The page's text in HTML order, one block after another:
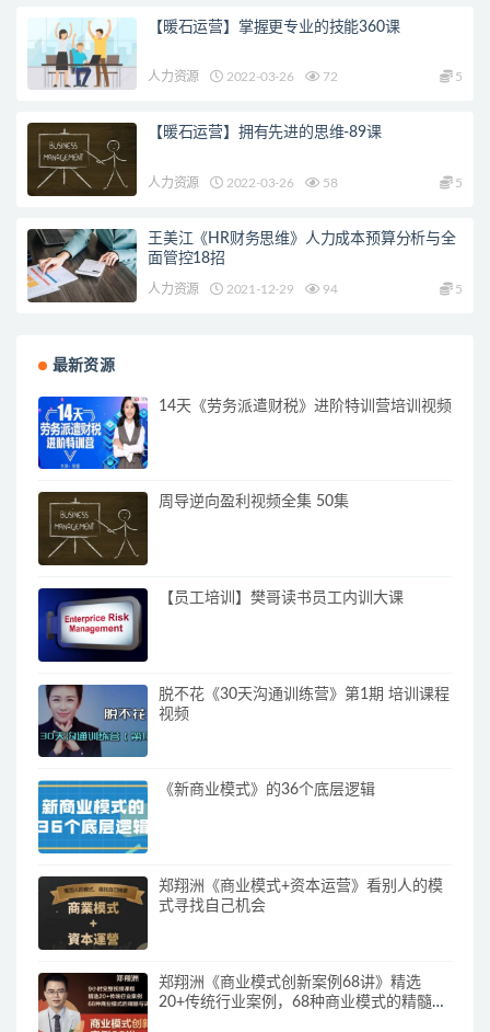
【暖石运营】掌握更专业的技能360课
人力资源 2022-03-26 72 5
【暖石运营】拥有先进的思维-89课
人力资源 2022-03-26 58 5
王美江《HR财务思维》人力成本预算分析与全
面管控18招
人力资源 2021-12-29 94 5
最新资源
14天《劳务派遣财税》进阶特训营培训视频
周导逆向盈利视频全集 50集
【员工培训】樊哥读书员工内训大课
脱不花《30天沟通训练营》第1期 培训课程
视频
《新商业模式》的36个底层逻辑
郑翔洲《商业模式+资本运营》看别人的模
式寻找自己机会
郑翔洲《商业模式创新案例68讲》精选
20+传统行业案例，68种商业模式的精髓与